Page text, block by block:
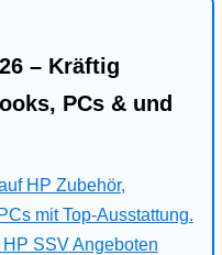
– Kräftig
PCs & und
HP Zubehör,
mit Top-Ausstattung.
SSV Angeboten